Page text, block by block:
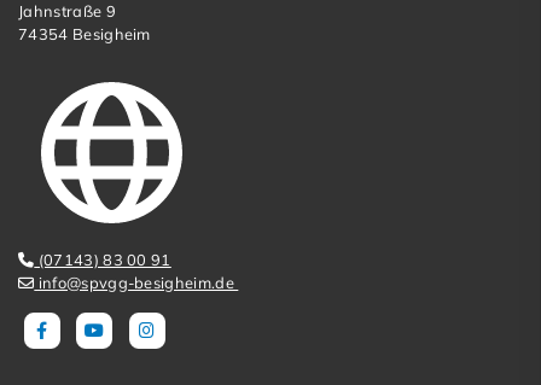
Jahnstraße 9
74354 Besigheim
(07143) 83 00 91
info@spvgg-besigheim.de